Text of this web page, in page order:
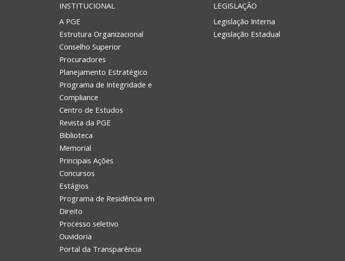
INSTITUCIONAL
A PGE
Estrutura Organizacional
Conselho Superior
Procuradores
Planejamento Estratégico
Programa de Integridade e
Compliance
Centro de Estudos
Revista da PGE
Biblioteca
Memorial
Principais Ações
Concursos
Estágios
Programa de Residência em
Direito
Processo seletivo
Ouvidoria
Portal da Transparência
LEGISLAÇÃO
Legislação Interna
Legislação Estadual